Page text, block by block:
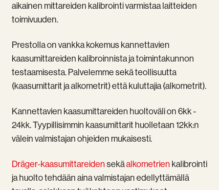
aikainen mittareiden kalibrointi varmistaa laitteiden
toimivuuden.
Prestolla on vankka kokemus kannettavien
kaasumittareiden kalibroinnista ja toimintakunnon
testaamisesta. Palvelemme sekä teollisuutta
(kaasumittarit ja alkometrit) että kuluttajia (alkometrit).
Kannettavien kaasumittareiden huoltoväli on 6kk -
24kk. Tyypillisimmin kaasumittarit huolletaan 12kk:n
välein valmistajan ohjeiden mukaisesti.
Dräger-kaasumittareiden sekäalkometrien kalibrointi
ja huolto tehdään aina valmistajan edellyttämällä